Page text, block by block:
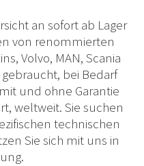
an sofort ab Lager
von renommierten
Volvo, MAN, Scania
bei Bedarf
und ohne Garantie
weltweit. Sie suchen
technischen
Sie sich mit uns in